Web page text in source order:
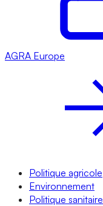
AGRA Europe
Politique agricole
Environnement
Politique sanitaire